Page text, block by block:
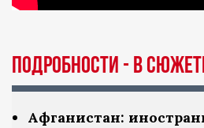
Подробности - в
Афганистан: